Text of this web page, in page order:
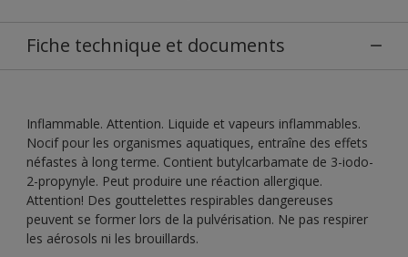
Fiche technique et documents
Inflammable. Attention. Liquide et vapeurs inflammables.
Nocif pour les organismes aquatiques, entraîne des effets
néfastes à long terme. Contient butylcarbamate de 3-iodo-
2-propynyle. Peut produire une réaction allergique.
Attention! Des gouttelettes respirables dangereuses
peuvent se former lors de la pulvérisation. Ne pas respirer
les aérosols ni les brouillards.